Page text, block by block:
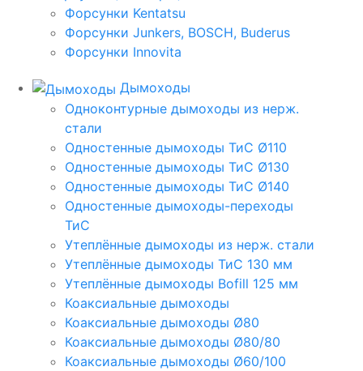
Форсунки Kentatsu
Форсунки Junkers, BOSCH, Buderus
Форсунки Innovita
Дымоходы
Одноконтурные дымоходы из нерж.
стали
Одностенные дымоходы ТиС Ø110
Одностенные дымоходы ТиС Ø130
Одностенные дымоходы ТиС Ø140
Одностенные дымоходы-переходы
ТиС
Утеплённые дымоходы из нерж. стали
Утеплённые дымоходы ТиС 130 мм
Утеплённые дымоходы Bofill 125 мм
Коаксиальные дымоходы
Коаксиальные дымоходы Ø80
Коаксиальные дымоходы Ø80/80
Коаксиальные дымоходы Ø60/100